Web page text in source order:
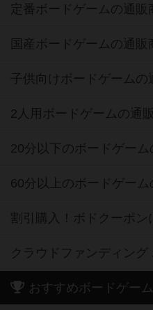
定番ボードゲームの通販
国産ボードゲームの通販
子供向けボードゲームの
2人用ボードゲームの通
20分以下のボードゲーム
60分以上のボードゲーム
割引購入！ボドクーポン
クラウドファンディング
おすすめボードゲーム